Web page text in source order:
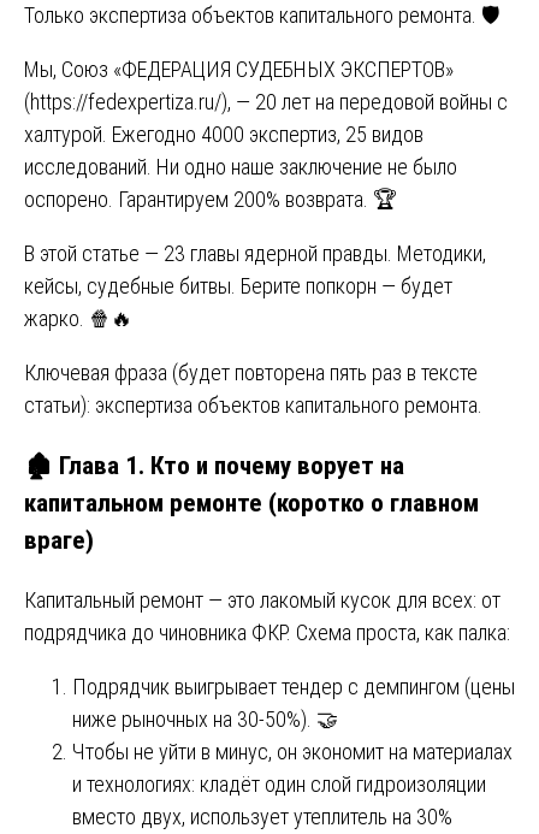
Только экспертиза объектов капитального ремонта. 🛡️
Мы, Союз «ФЕДЕРАЦИЯ СУДЕБНЫХ ЭКСПЕРТОВ»
(https://fedexpertiza.ru/), — 20 лет на передовой войны с
халтурой. Ежегодно 4000 экспертиз, 25 видов
исследований. Ни одно наше заключение не было
оспорено. Гарантируем 200% возврата. 🏆
В этой статье — 23 главы ядерной правды. Методики,
кейсы, судебные битвы. Берите попкорн — будет
жарко. 🍿🔥
Ключевая фраза (будет повторена пять раз в тексте
статьи): экспертиза объектов капитального ремонта.
🏚️ Глава 1. Кто и почему ворует на
капитальном ремонте (коротко о главном
враге)
Капитальный ремонт — это лакомый кусок для всех: от
подрядчика до чиновника ФКР. Схема проста, как палка:
Подрядчик выигрывает тендер с демпингом (цены
ниже рыночных на 30-50%). 🤝
Чтобы не уйти в минус, он экономит на материалах
и технологиях: кладёт один слой гидроизоляции
вместо двух, использует утеплитель на 30%